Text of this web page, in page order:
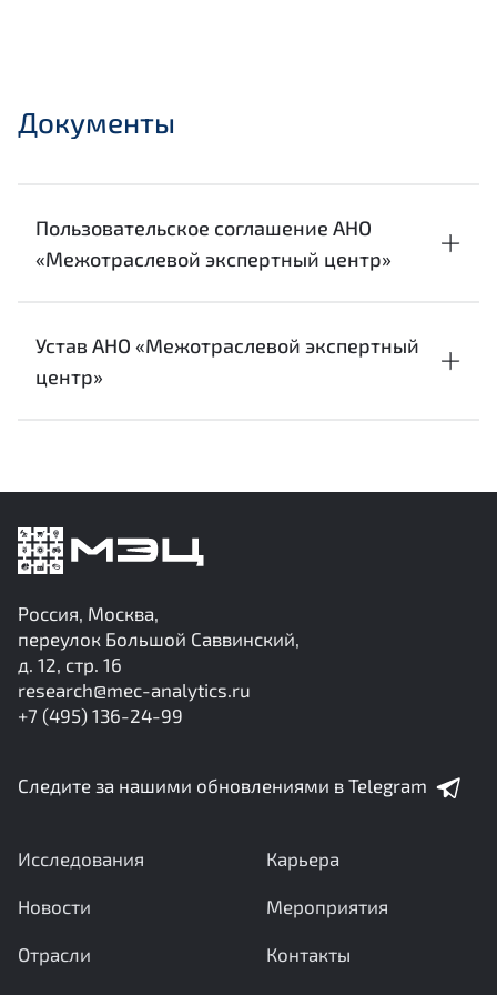
Документы
Пользовательское соглашение АНО
«Межотраслевой экспертный центр»
Устав АНО «Межотраслевой экспертный
центр»
Россия, Москва,
переулок Большой Саввинский,
д. 12, стр. 16
research@mec-analytics.ru
+7 (495) 136-24-99
Следите за нашими обновлениями в Telegram
Исследования
Новости
Отрасли
Карьера
Мероприятия
Контакты